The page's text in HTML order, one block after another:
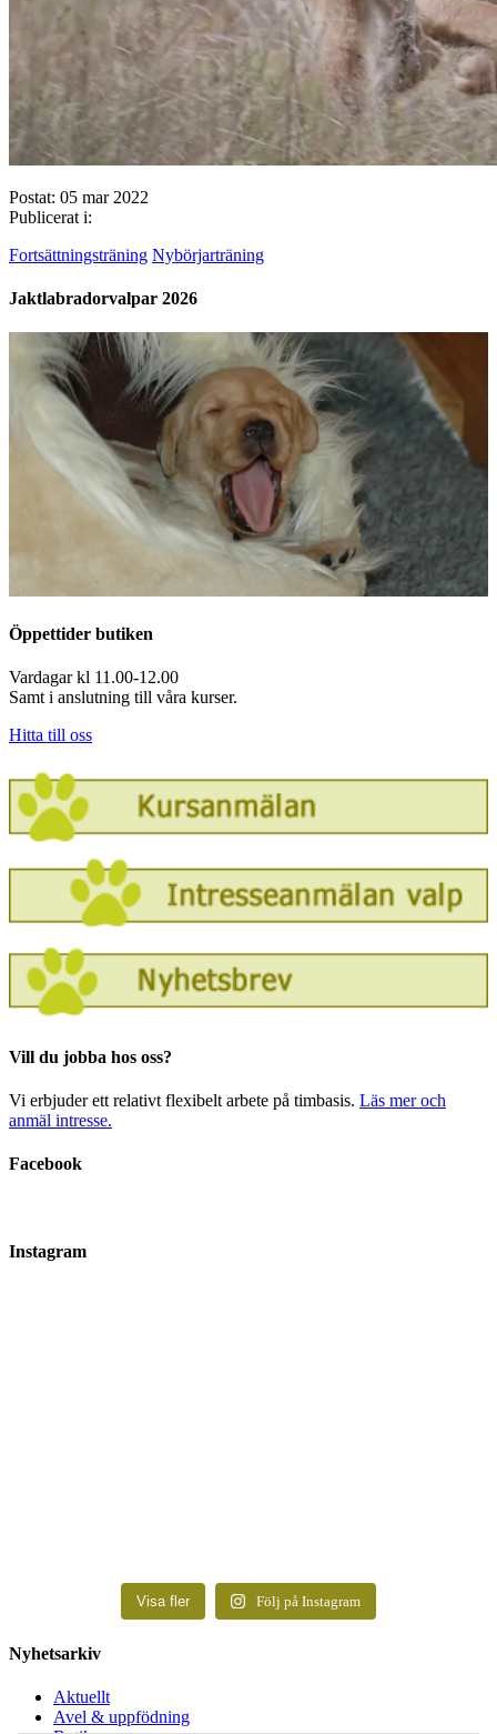
Postat: 05 mar 2022
Publicerat i:
Fortsättningsträning Nybörjarträning
Jaktlabradorvalpar 2026
Öppettider butiken
Vardagar kl 11.00-12.00
Samt i anslutning till våra kurser.
Hitta till oss
Vill du jobba hos oss?
Vi erbjuder ett relativt flexibelt arbete på timbasis. Läs mer och
anmäl intresse.
Facebook
Instagram
Visa fler Följ på Instagram
Nyhetsarkiv
Aktuellt
Avel & uppfödning